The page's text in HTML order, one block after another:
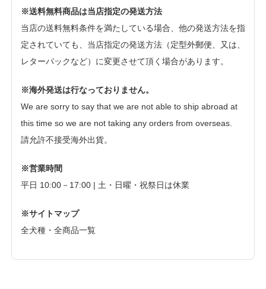
※送料無料商品は当店指定の発送方法
当店の送料無料条件を満たしている場合、他の発送方法を指
定されていても、当店指定の発送方法（定型外郵便、又は、
レターパックなど）に変更させて頂く場合があります。
※海外発送は行なっておりません。
We are sorry to say that we are not able to ship abroad at
this time so we are not taking any orders from overseas.
請允許不接受海外出貨。
※営業時間
平日 10:00－17:00 | 土・日曜・祝祭日は休業
※サイトマップ
全犬種・全商品一覧